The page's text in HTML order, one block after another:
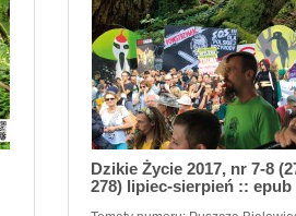
Dzikie Życie 2017, nr 7-8
278) lipiec-sierpień :: epub